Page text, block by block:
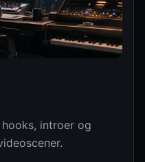
Generer
introer og